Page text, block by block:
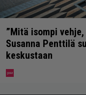
”Mitä isompi
Susanna Penttilä
keskustaan